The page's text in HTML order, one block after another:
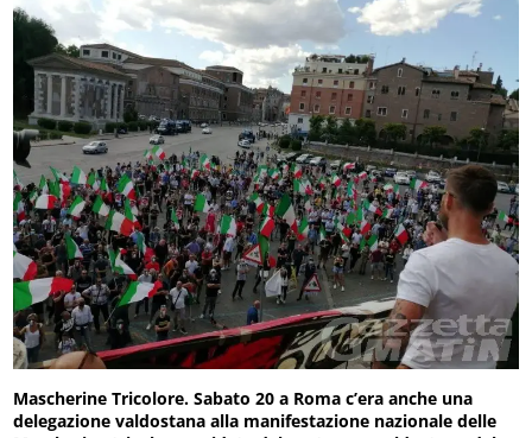
Mascherine Tricolore. Sabato 20 a Roma c’era anche una
delegazione valdostana alla manifestazione nazionale delle